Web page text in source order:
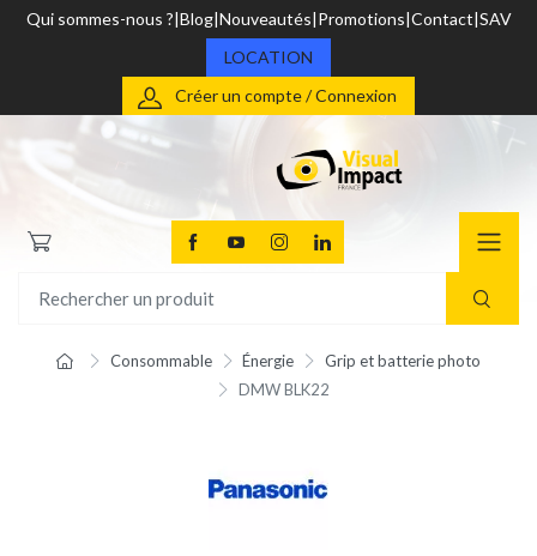
Qui sommes-nous ? Blog Nouveautés Promotions Contact SAV
LOCATION
Créer un compte / Connexion
Consommable Énergie
Grip et batterie photo
DMW BLK22